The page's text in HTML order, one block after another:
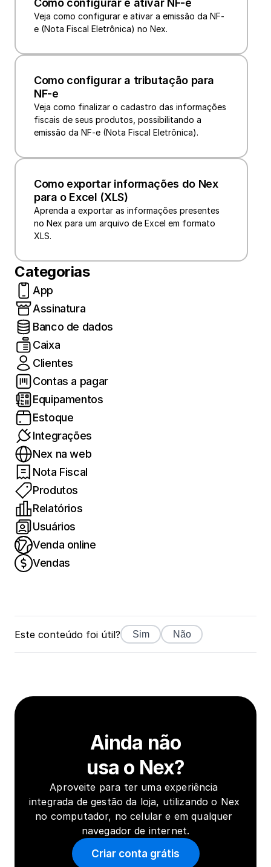
Como configurar e ativar NF-e
Veja como configurar e ativar a emissão da NF-
Como configurar a tributação para
NF-e
Veja como finalizar o cadastro das informações
fiscais de seus produtos, possibilitando a
emissão da NF-e (Nota Fiscal Eletrônica).
Como exportar informações do Nex
para o Excel (XLS)
Aprenda a exportar as informações presentes
no Nex para um arquivo de Excel em formato
XLS.
Categorias
App
Assinatura
Banco de dados
Caixa
Clientes
Contas a pagar
Equipamentos
Estoque
Integrações
Nex na web
Nota Fiscal
Produtos
Relatórios
Usuários
Venda online
Vendas
Este conteúdo foi útil? Sim Não
Ainda não
usa o Nex?
Aproveite para ter uma experiência
integrada de gestão da loja, utilizando o Nex
no computador, no celular e em qualquer
navegador de internet.
Criar conta grátis